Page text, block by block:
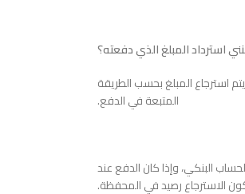
استرداد المبلغ الذي دفعته؟
استرجاع المبلغ بحسب الطريقة
المتبعة في الدفع.
البنكي، وإذا كان الدفع عند
الاسترجاع رصيد في المحفظة.